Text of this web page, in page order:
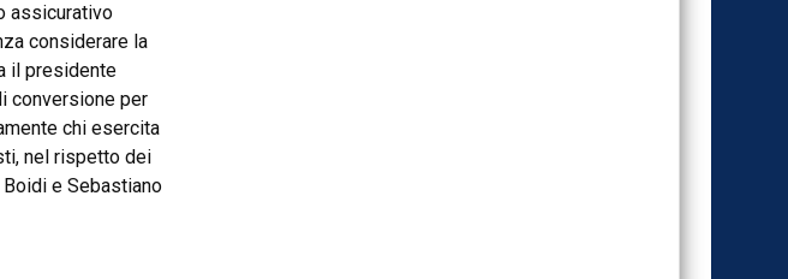
assicurativo
considerare la
il presidente
conversione per
chi esercita
nel rispetto dei
e Sebastiano